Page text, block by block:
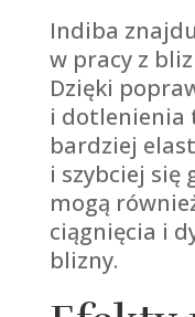
Indiba
w pracy z
Dzięki
i dotlenienia
bardziej
i szybciej się
mogą
ciągnięcia i
blizny.